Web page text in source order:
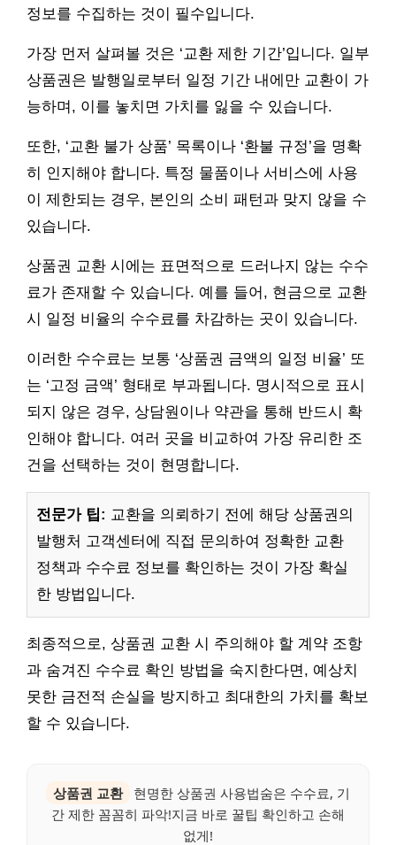
정보를 수집하는 것이 필수입니다.
가장 먼저 살펴볼 것은 ‘교환 제한 기간’입니다. 일부
상품권은 발행일로부터 일정 기간 내에만 교환이 가
능하며, 이를 놓치면 가치를 잃을 수 있습니다.
또한, ‘교환 불가 상품’ 목록이나 ‘환불 규정’을 명확
히 인지해야 합니다. 특정 물품이나 서비스에 사용
이 제한되는 경우, 본인의 소비 패턴과 맞지 않을 수
있습니다.
상품권 교환 시에는 표면적으로 드러나지 않는 수수
료가 존재할 수 있습니다. 예를 들어, 현금으로 교환
시 일정 비율의 수수료를 차감하는 곳이 있습니다.
이러한 수수료는 보통 ‘상품권 금액의 일정 비율’ 또
는 ‘고정 금액’ 형태로 부과됩니다. 명시적으로 표시
되지 않은 경우, 상담원이나 약관을 통해 반드시 확
인해야 합니다. 여러 곳을 비교하여 가장 유리한 조
건을 선택하는 것이 현명합니다.
전문가 팁: 교환을 의뢰하기 전에 해당 상품권의
발행처 고객센터에 직접 문의하여 정확한 교환
정책과 수수료 정보를 확인하는 것이 가장 확실
한 방법입니다.
최종적으로, 상품권 교환 시 주의해야 할 계약 조항
과 숨겨진 수수료 확인 방법을 숙지한다면, 예상치
못한 금전적 손실을 방지하고 최대한의 가치를 확보
할 수 있습니다.
상품권 교환
현명한 상품권 사용법숨은 수수료, 기
간 제한 꼼꼼히 파악!지금 바로 꿀팁 확인하고 손해
없게!